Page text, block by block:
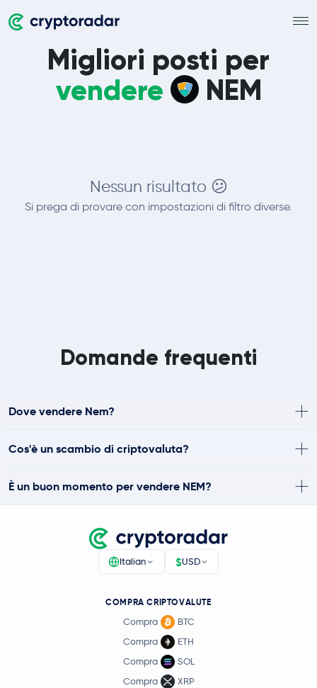
Migliori posti per
vendere
NEM
Nessun risultato 😕
Si prega di provare con impostazioni di filtro diverse.
Domande frequenti
Dove vendere Nem?
Cos'è un scambio di criptovaluta?
È un buon momento per vendere NEM?
Italian $USD
COMPRA CRIPTOVALUTE
Compra
BTC
Compra
ETH
Compra
SOL
Compra
XRP